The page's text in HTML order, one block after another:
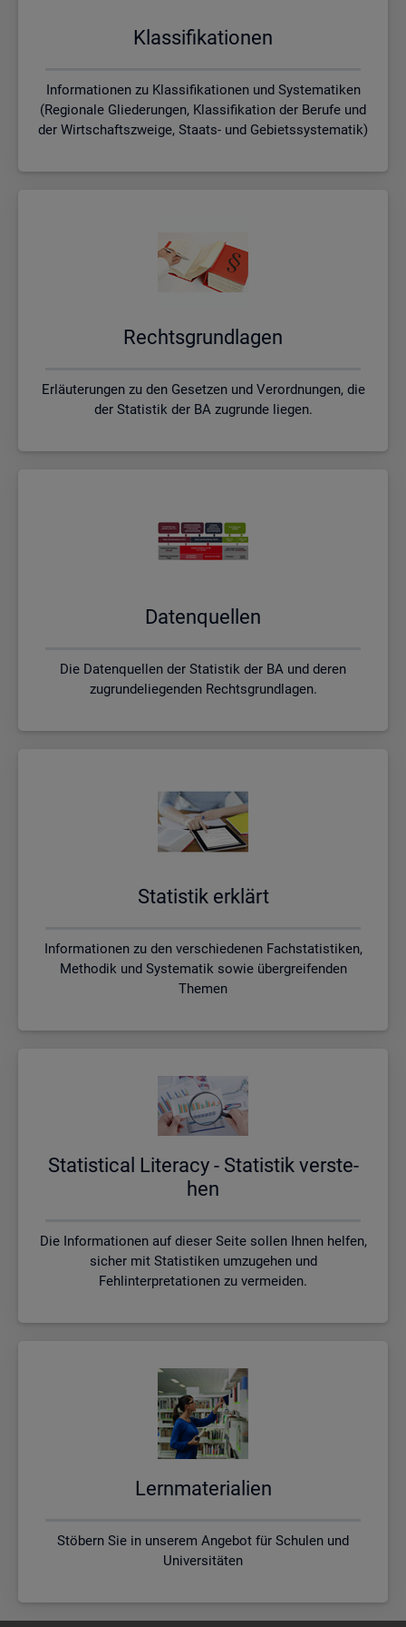
Klas­si­fi­ka­tio­nen
Informationen zu Klassifikationen und Systematiken
(Regionale Gliederungen, Klassifikation der Berufe und
der Wirtschaftszweige, Staats- und Gebietssystematik)
Rechts­grund­la­gen
Erläuterungen zu den Gesetzen und Verordnungen, die
der Statistik der BA zugrunde liegen.
Da­ten­quel­len
Die Datenquellen der Statistik der BA und deren
zugrundeliegenden Rechtsgrundlagen.
Sta­tis­tik er­klärt
Informationen zu den verschiedenen Fachstatistiken,
Methodik und Systematik sowie übergreifenden
Themen
Sta­ti­s­ti­cal Li­te­r­acy - Sta­tis­tik ver­ste­
hen
Die Informationen auf dieser Seite sollen Ihnen helfen,
sicher mit Statistiken umzugehen und
Fehlinterpretationen zu vermeiden.
Lern­ma­te­ria­li­en
Stöbern Sie in unserem Angebot für Schulen und
Universitäten